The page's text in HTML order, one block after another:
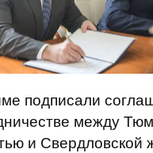
подписали
между
и Свердловской